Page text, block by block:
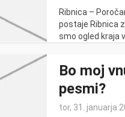
Ribnica –
postaje Ribnica
smo ogled kraja
Bo moj
pesmi?
tor, 31. januarja